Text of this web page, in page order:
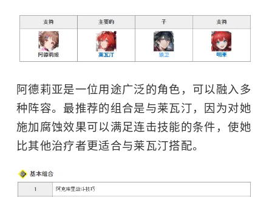
阿德莉亚是一位用途广泛的角色，可以融入多
种阵容。最推荐的组合是与莱瓦汀，因为对她
施加腐蚀效果可以满足连击技能的条件，使她
比其他治疗者更适合与莱瓦汀搭配。